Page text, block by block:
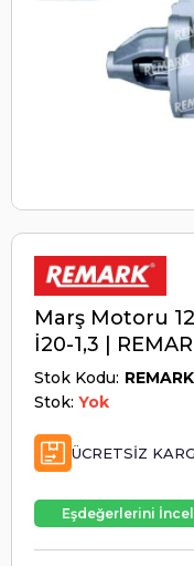
Marş Motoru
İ20-1,3 |
Stok Kodu
Stok: Yok
ÜCRETSIZ
Eşdeğerlerini